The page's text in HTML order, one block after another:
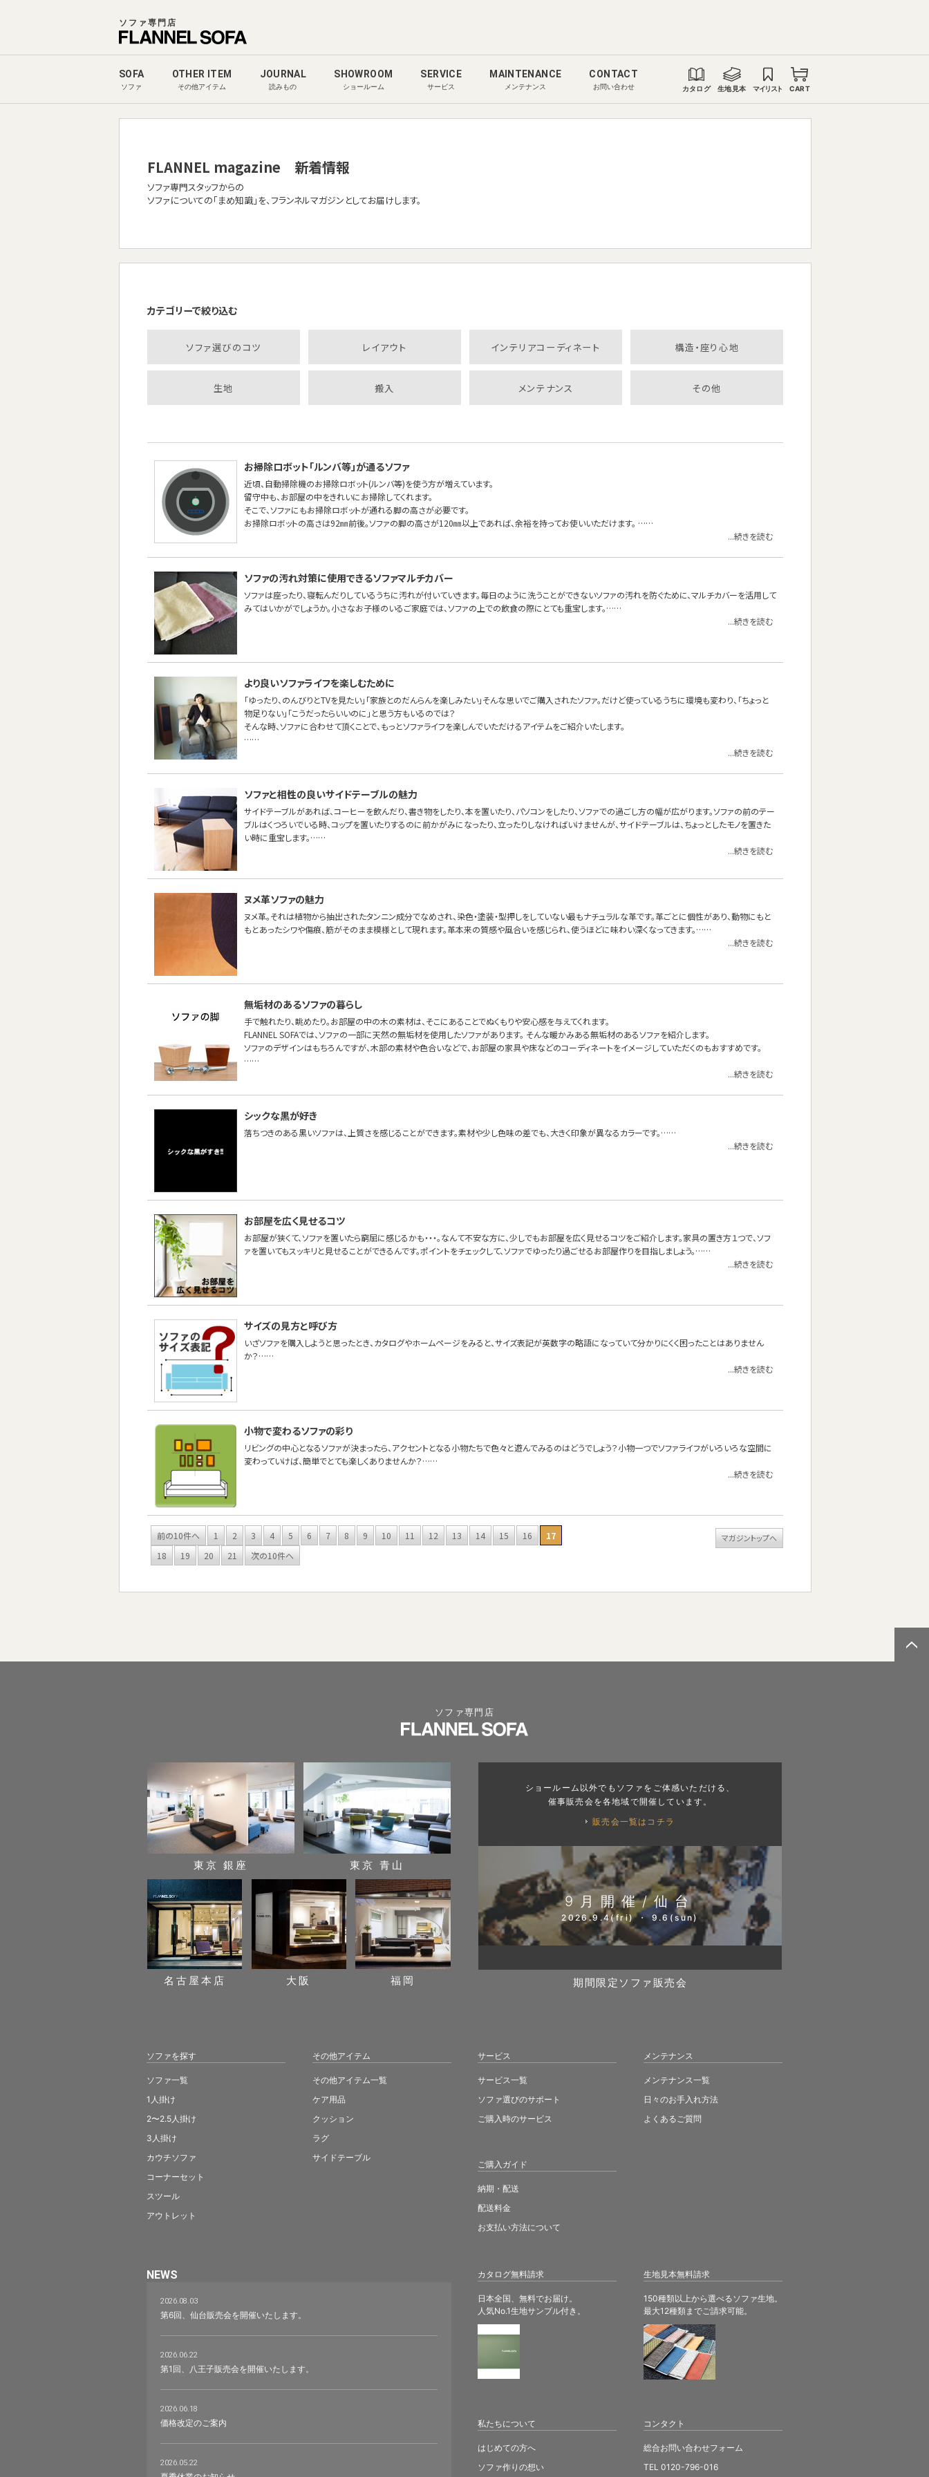
ソファ専門店
SOFA
ソファ
OTHER ITEM
その他アイテム
JOURNAL
読みもの
SHOWROOM
ショールーム
SERVICE
サービス
MAINTENANCE
メンテナンス
CONTACT
お問い合わせ カタログ 生地見本 マイリスト CART
FLANNEL magazine 新着情報
ソファ専門スタッフからの
ソファについての「まめ知識」を、フランネルマガジンとしてお届けします。
カテゴリーで絞り込む
ソファ選びのコツ レイアウト インテリアコーディネート 構造・座り心地
生地 搬入 メンテナンス その他
お掃除ロボット「ルンバ等」が通るソファ
近頃、自動掃除機のお掃除ロボット(ルンバ等)を使う方が増えています。
留守中も、お部屋の中をきれいにお掃除してくれます。
そこで、ソファにもお掃除ロボットが通れる脚の高さが必要です。
お掃除ロボットの高さは92㎜前後。ソファの脚の高さが120㎜以上であれば、余裕を持ってお使いいただけます。 ……
...続きを読む
ソファの汚れ対策に使用できるソファマルチカバー
ソファは座ったり、寝転んだりしているうちに汚れが付いていきます。毎日のように洗うことができないソファの汚れを防ぐために、マルチカバーを活用して
みてはいかがでしょうか。小さなお子様のいるご家庭では、ソファの上での飲食の際にとても重宝します。……
...続きを読む
より良いソファライフを楽しむために
「ゆったり、のんびりとTVを見たい」「家族とのだんらんを楽しみたい」そんな思いでご購入されたソファ。だけど使っているうちに環境も変わり、「ちょっと
物足りない」「こうだったらいいのに」と思う方もいるのでは？
そんな時、ソファに合わせて頂くことで、もっとソファライフを楽しんでいただけるアイテムをご紹介いたします。
……
...続きを読む
ソファと相性の良いサイドテーブルの魅力
サイドテーブルがあれば、コーヒーを飲んだり、書き物をしたり、本を置いたり、パソコンをしたり、ソファでの過ごし方の幅が広がります。ソファの前のテー
ブルはくつろいでいる時、コップを置いたりするのに前かがみになったり、立ったりしなければいけませんが、サイドテーブルは、ちょっとしたモノを置きた
い時に重宝します。……
...続きを読む
ヌメ革ソファの魅力
ヌメ革。それは植物から抽出されたタンニン成分でなめされ、染色・塗装・型押しをしていない最もナチュラルな革です。革ごとに個性があり、動物にもと
もとあったシワや傷痕、筋がそのまま模様として現れます。革本来の質感や風合いを感じられ、使うほどに味わい深くなってきます。……
...続きを読む
無垢材のあるソファの暮らし
手で触れたり、眺めたり。お部屋の中の木の素材は、そこにあることでぬくもりや安心感を与えてくれます。
FLANNEL SOFAでは、ソファの一部に天然の無垢材を使用したソファがあります。 そんな暖かみある無垢材のあるソファを紹介します。
ソファのデザインはもちろんですが、木部の素材や色合いなどで、お部屋の家具や床などのコーディネートをイメージしていただくのもおすすめです。
……
...続きを読む
シックな黒が好き
落ちつきのある黒いソファは、上質さを感じることができます。素材や少し色味の差でも、大きく印象が異なるカラーです。……
...続きを読む
お部屋を広く見せるコツ
お部屋が狭くて、ソファを置いたら窮屈に感じるかも・・・。なんて不安な方に、少しでもお部屋を広く見せるコツをご紹介します。家具の置き方１つで、ソフ
ァを置いてもスッキリと見せることができるんです。ポイントをチェックして、ソファでゆったり過ごせるお部屋作りを目指しましょう。……
...続きを読む
サイズの見方と呼び方
いざソファを購入しようと思ったとき、カタログやホームページをみると、サイズ表記が英数字の略語になっていて分かりにくく困ったことはありません
か？……
...続きを読む
小物で変わるソファの彩り
リビングの中心となるソファが決まったら、アクセントとなる小物たちで色々と遊んでみるのはどうでしょう？小物一つでソファライフがいろいろな空間に
変わっていけば、簡単でとても楽しくありませんか？……
...続きを読む
前の10件へ 1 2 3 4 5 6 7 8 9 10 11 12 13 14 15 16
17
18
19 20 21 次の10件へ
マガジントップへ
ソファ専門店
カタログ無料請求
日本全国、無料でお届け。
人気No.1生地サンプル付き。
生地見本無料請求
150種類以上から選べるソファ生地。
最大12種類までご請求可能。
東京 銀座 東京 青山
名古屋本店 大阪 福岡
ショールーム以外でもソファをご体感いただける、
催事販売会を各地域で開催しています。
販売会一覧はコチラ
9月開催/仙台
2026.9.4(fri) ・ 9.6(sun)
期間限定ソファ販売会
ソファを探す
ソファ一覧
1人掛け
2〜2.5人掛け
3人掛け
カウチソファ
コーナーセット
スツール
アウトレット
その他アイテム
その他アイテム一覧
ケア用品
クッション
ラグ
サイドテーブル
サービス
サービス一覧
ソファ選びのサポート
ご購入時のサービス
ご購入ガイド
納期・配送
配送料金
お支払い方法について
メンテナンス
メンテナンス一覧
日々のお手入れ方法
よくあるご質問
NEWS
2026.08.03
第6回、仙台販売会を開催いたします。
2026.06.22
第1回、八王子販売会を開催いたします。
2026.06.18
価格改定のご案内
2026.05.22
私たちについて
はじめての方へ
ソファ作りの想い
コンタクト
総合お問い合わせフォーム
TEL 0120-796-016